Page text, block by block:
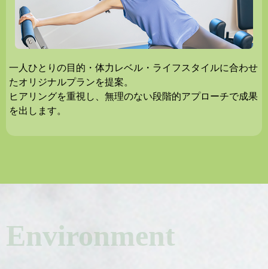
一人ひとりの目的・体力レベル・ライフスタイルに合わせ
たオリジナルプランを提案。
ヒアリングを重視し、無理のない段階的アプローチで成果
を出します。
Environment